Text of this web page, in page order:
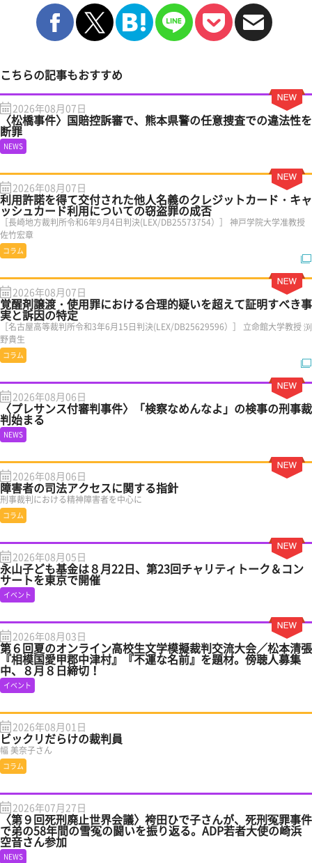
こちらの記事もおすすめ
2026年08月07日
〈松橋事件〉国賠控訴審で、熊本県警の任意捜査での違法性を
断罪
NEWS
2026年08月07日
利用許諾を得て交付された他人名義のクレジットカード・キャ
ッシュカード利用についての窃盗罪の成否
［長崎地方裁判所令和6年9月4日判決(LEX/DB25573754）］ 神戸学院大学准教授
佐竹宏章
コラム
2026年08月07日
覚醒剤譲渡・使用罪における合理的疑いを超えて証明すべき事
実と訴因の特定
［名古屋高等裁判所令和3年6月15日判決(LEX/DB25629596）］ 立命館大学教授 渕
野貴生
コラム
2026年08月06日
〈プレサンス付審判事件〉「検察なめんなよ」の検事の刑事裁
判始まる
NEWS
2026年08月06日
障害者の司法アクセスに関する指針
刑事裁判における精神障害者を中心に
コラム
2026年08月05日
永山子ども基金は８月22日、第23回チャリティトーク＆コン
サートを東京で開催
イベント
2026年08月03日
第６回夏のオンライン高校生文学模擬裁判交流大会／松本清張
『相模国愛甲郡中津村』『不運な名前』を題材。傍聴人募集
中、８月８日締切！
イベント
2026年08月01日
ビックリだらけの裁判員
幅 美奈子さん
コラム
2026年07月27日
〈第９回死刑廃止世界会議〉袴田ひで子さんが、死刑冤罪事件
で弟の58年間の雪冤の闘いを振り返る。ADP若者大使の崎浜
空音さん参加
NEWS